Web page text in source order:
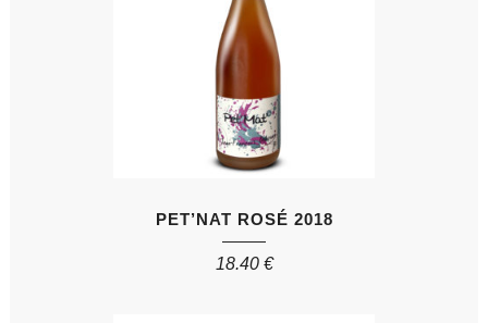
PET’NAT ROSÉ 2018
18.40 €